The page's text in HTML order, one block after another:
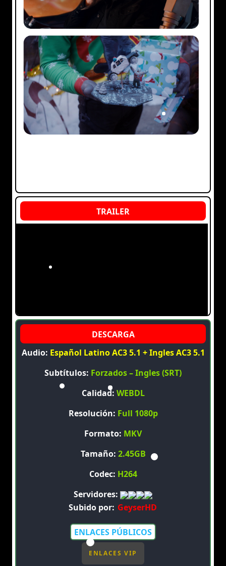
Audio: Español Latino AC3 5.1 + Ingles AC3 5.1
Subtítulos: Forzados – Ingles (SRT)
Calidad: WEBDL
Resolución: Full 1080p
Formato: MKV
Tamaño: 2.45GB
Codec: H264
Servidores:
Subido por: GeyserHD
ENLACES PÚBLICOS
ENLACES VIP